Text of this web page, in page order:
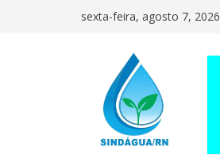
sexta-feira, agosto 7, 2026